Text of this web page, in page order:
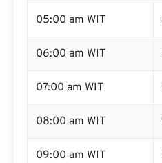
05:00 am WIT
06:00 am WIT
07:00 am WIT
08:00 am WIT
09:00 am WIT